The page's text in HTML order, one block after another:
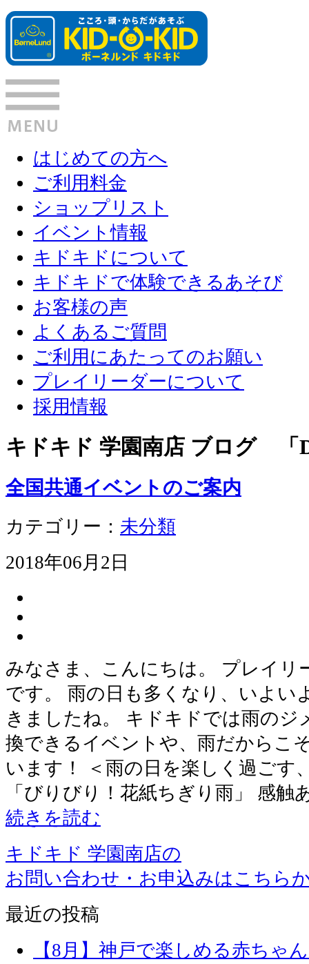
はじめての方へ
ご利用料金
ショップリスト
イベント情報
キドキドについて
キドキドで体験できるあそび
お客様の声
よくあるご質問
ご利用にあたってのお願い
プレイリーダーについて
採用情報
キドキド 学園南店 ブログ 「
全国共通イベントのご案内
カテゴリー： 未分類
2018年06月2日
みなさま、こんにちは。 プレイリ
です。 雨の日も多くなり、いよい
きましたね。 キドキドでは雨のジ
換できるイベントや、雨だからこ
います！ ＜雨の日を楽しく過ごす
「びりびり！花紙ちぎり雨」 感
続きを読む
キドキド 学園南店の
お問い合わせ・お申込みはこちら
最近の投稿
【8月】神戸で楽しめる赤ちゃ